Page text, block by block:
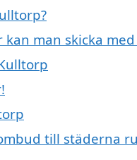
man skicka
till städerna